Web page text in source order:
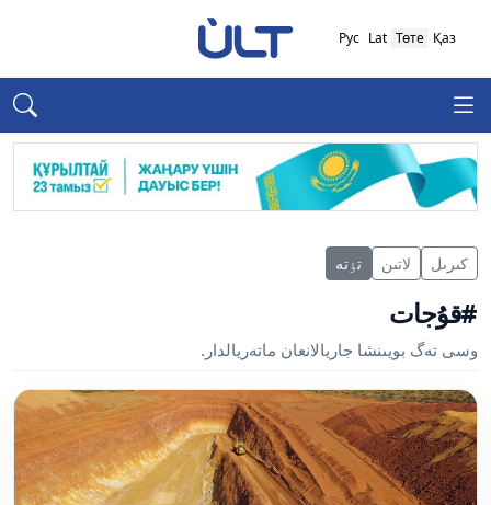
Қаз
Төте
Lat
Рус
كىرىل لاتىن تٶتە
#قۇجات
وسى تەگ بويىنشا جاريالانعان ماتەريالدار.